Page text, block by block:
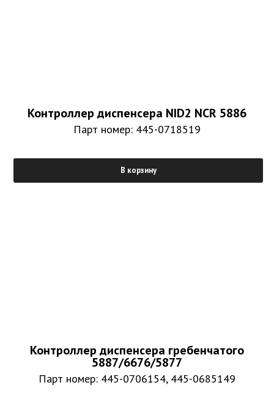
Контроллер диспенсера NID2 NCR 5886
Парт номер: 445-0718519
В корзину
Контроллер диспенсера гребенчатого
5887/6676/5877
Парт номер: 445-0706154, 445-0685149